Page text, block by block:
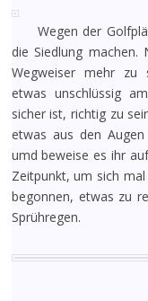
Wegen der
die Siedlung
Wegweiser mehr zu
etwas unschlüssig
sicher ist, richtig zu
etwas aus den
umd beweise es ihr
Zeitpunkt, um sich
begonnen, etwas zu
Sprühregen.